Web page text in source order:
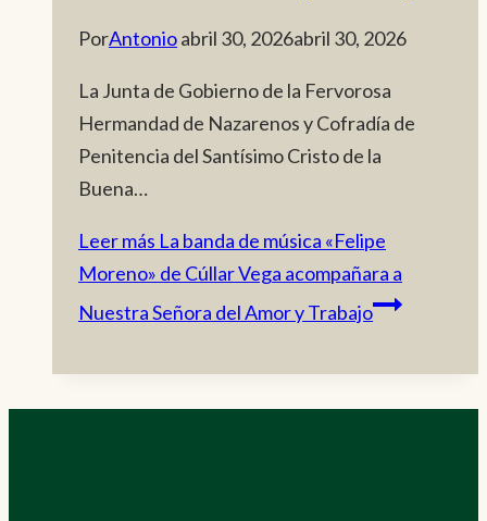
PorAntonioabril 30, 2026abril 30, 2026
La Junta de Gobierno de la Fervorosa
Hermandad de Nazarenos y Cofradía de
Penitencia del Santísimo Cristo de la
Buena…
Leer más La banda de música «Felipe
Moreno» de Cúllar Vega acompañara a
Nuestra Señora del Amor y Trabajo